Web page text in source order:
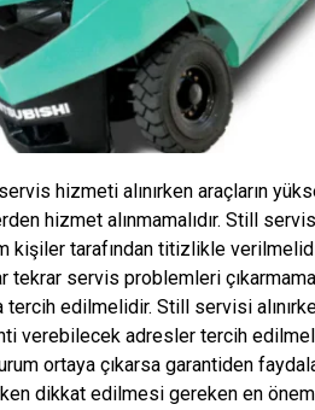
hizmeti alınırken araçların
hizmet alınmamalıdır. Still
kişiler tarafından titizlikle
tekrar servis problemleri
tercih edilmelidir. Still servisi
verebilecek adresler tercih
ortaya çıkarsa garantiden
dikkat edilmesi gereken en